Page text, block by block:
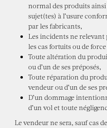
normal des produits ainsi
sujet(tes) à l’usure
par les fabricants,
Les incidents ne relevant
les cas fortuits ou de
Toute altération du
ou d’un de ses préposés,
Toute réparation du
vendeur ou d’un de ses
D’un dommage
d’un vol et toute
Le vendeur ne sera, sauf cas